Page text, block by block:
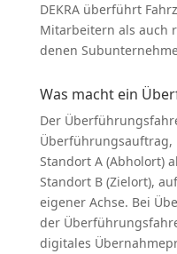
DEKRA überführt
Mitar­beitern als auch
denen
Was macht ein
Der
Überfüh­rungs­auftrag,
Standort A (Abholort)
Standort B (Zielort),
eigener Achse. Bei
der
digitales